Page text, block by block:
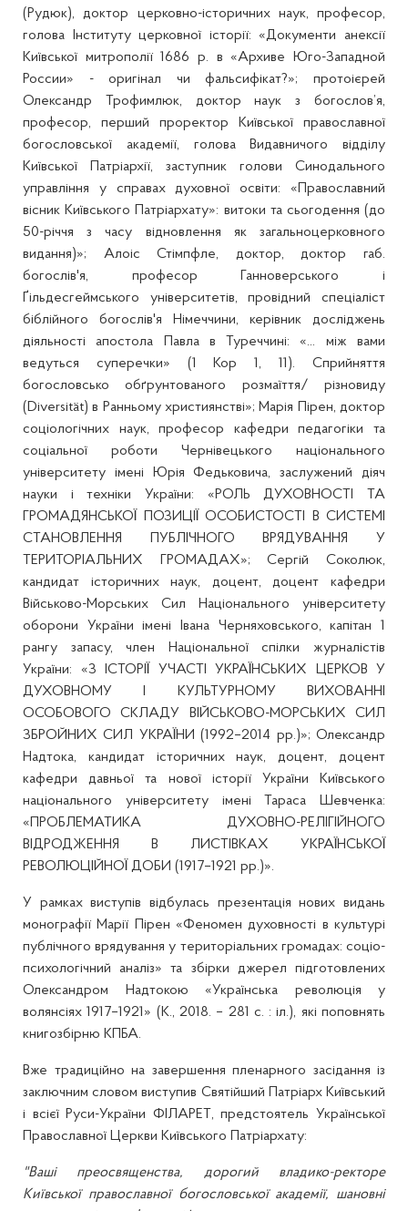
(Рудюк), доктор церковно-історичних наук, професор,
голова Інституту церковної історії: «Документи анексії
Київської митрополії 1686 р. в «Архиве Юго-Западной
России» - оригінал чи фальсифікат?»; протоієрей
Олександр Трофимлюк, доктор наук з богослов’я,
професор, перший проректор Київської православної
богословської академії, голова Видавничого відділу
Київської Патріархії, заступник голови Синодального
управління у справах духовної освіти: «Православний
вісник Київського Патріархату»: витоки та сьогодення (до
50-річчя з часу відновлення як загальноцерковного
видання)»; Алоіс Стімпфле, доктор, доктор габ.
богослів'я, професор Ганноверського і
Ґільдесгеймського університетів, провідний спеціаліст
біблійного богослів'я Німеччини, керівник досліджень
діяльності апостола Павла в Туреччині: «... між вами
ведуться суперечки» (1 Кор 1, 11). Сприйняття
богословсько обґрунтованого розмаїття/ різновиду
(Diversität) в Ранньому християнстві»; Марія Пірен, доктор
соціологічних наук, професор кафедри педагогіки та
соціальної роботи Чернівецького національного
університету імені Юрія Федьковича, заслужений діяч
науки і техніки України: «РОЛЬ ДУХОВНОСТІ ТА
ГРОМАДЯНСЬКОЇ ПОЗИЦІЇ ОСОБИСТОСТІ В СИСТЕМІ
СТАНОВЛЕННЯ ПУБЛІЧНОГО ВРЯДУВАННЯ У
ТЕРИТОРІАЛЬНИХ ГРОМАДАХ»; Сергій Соколюк,
кандидат історичних наук, доцент, доцент кафедри
Військово-Морських Сил Національного університету
оборони України імені Івана Черняховського, капітан 1
рангу запасу, член Національної спілки журналістів
України: «З ІСТОРІЇ УЧАСТІ УКРАЇНСЬКИХ ЦЕРКОВ У
ДУХОВНОМУ І КУЛЬТУРНОМУ ВИХОВАННІ
ОСОБОВОГО СКЛАДУ ВІЙСЬКОВО-МОРСЬКИХ СИЛ
ЗБРОЙНИХ СИЛ УКРАЇНИ (1992–2014 рр.)»; Олександр
Надтока, кандидат історичних наук, доцент, доцент
кафедри давньої та нової історії України Київського
національного університету імені Тараса Шевченка:
«ПРОБЛЕМАТИКА ДУХОВНО-РЕЛІГІЙНОГО
ВІДРОДЖЕННЯ В ЛИСТІВКАХ УКРАЇНСЬКОЇ
РЕВОЛЮЦІЙНОЇ ДОБИ (1917–1921 рр.)».
У рамках виступів відбулась презентація нових видань
монографії Марії Пірен «Феномен духовності в культурі
публічного врядування у територіальних громадах: соціо-
психологічний аналіз» та збірки джерел підготовлених
Олександром Надтокою «Українська революція у
волянсіях 1917–1921» (К., 2018. – 281 с. : іл.), які поповнять
книгозбірню КПБА.
Вже традиційно на завершення пленарного засідання із
заключним словом виступив Святійший Патріарх Київський
і всієї Руси-України ФІЛАРЕТ, предстоятель Української
Православної Церкви Київського Патріархату:
"Ваші преосвященства, дорогий владико-ректоре
Київської православної богословської академії, шановні